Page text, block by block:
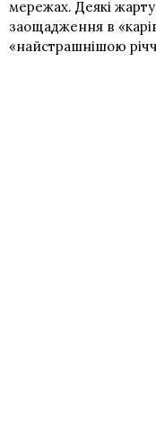
мережах. Деякі
заощадження в
«найстрашнішою